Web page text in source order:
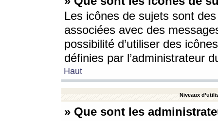
Les icônes de sujets sont
associées avec des
possibilité d’utiliser des
définies par l’administrateur
Haut
Niveaux
» Que sont les